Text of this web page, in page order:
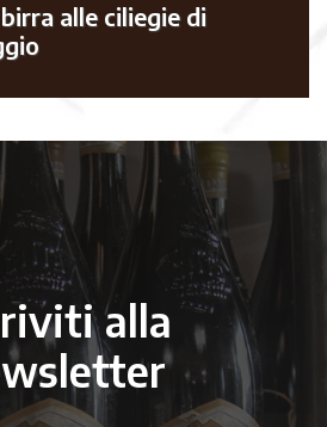
alle ciliegie di
alla